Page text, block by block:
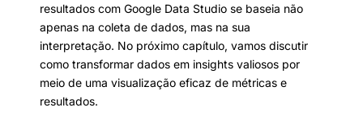
resultados com Google Data Studio se baseia não
apenas na coleta de dados, mas na sua
interpretação. No próximo capítulo, vamos discutir
como transformar dados em insights valiosos por
meio de uma visualização eficaz de métricas e
resultados.